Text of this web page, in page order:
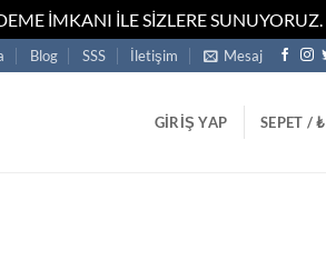
İMKANI İLE SİZLERE SUNUYORUZ.
Blog SSS İletişim Mesaj
GIRIŞ YAP SEPET /₺